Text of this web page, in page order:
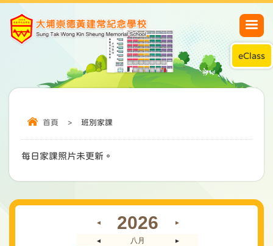
eClass
首頁 > 班別家課
每日家課照片未更新。
◄ 2026 ►
◄ 八月 ►